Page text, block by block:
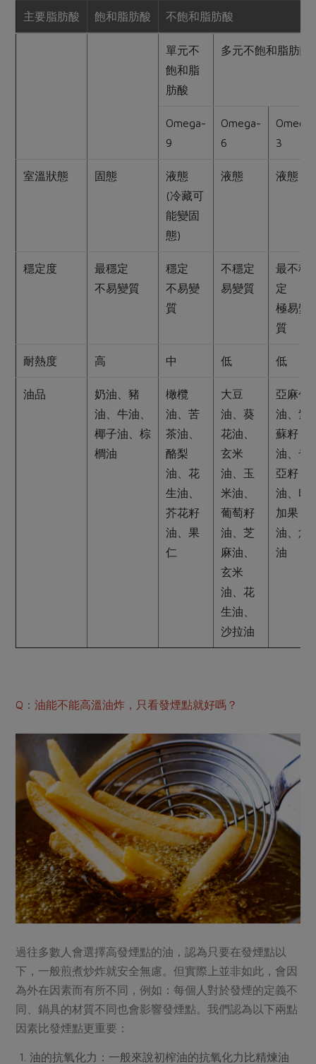
主要脂肪酸 飽和脂肪酸 不飽和脂肪酸
單元不
飽和脂
肪酸
多元不飽和脂肪酸
Omega-
9
Omega-
6
Omega-
3
室溫狀態 固態
液態
(冷藏可
能變固
態)
液態 液態
穩定度
最穩定
不易變質
穩定
不易變
質
不穩定
易變質
最不穩
定
極易變
質
耐熱度 高 中 低 低
油品
奶油、豬
油、牛油、
椰子油、棕
櫚油
橄欖
油、苦
茶油、
酪梨
油、花
生油、
芥花籽
油、果
仁
大豆
油、葵
花油、
玄米
油、玉
米油、
葡萄籽
油、芝
麻油、
玄米
油、花
生油、
沙拉油
亞麻仁
油、紫
蘇籽
油、奇
亞籽
油、印
加果
油、魚
油
Q：油能不能高溫油炸，只看發煙點就好嗎？
過往多數人會選擇高發煙點的油，認為只要在發煙點以
下，一般煎煮炒炸就安全無慮。但實際上並非如此，會因
為外在因素而有所不同，例如：每個人對於發煙的定義不
同、鍋具的材質不同也會影響發煙點。我們認為以下兩點
因素比發煙點更重要：
油的抗氧化力：一般來說初榨油的抗氧化力比精煉油